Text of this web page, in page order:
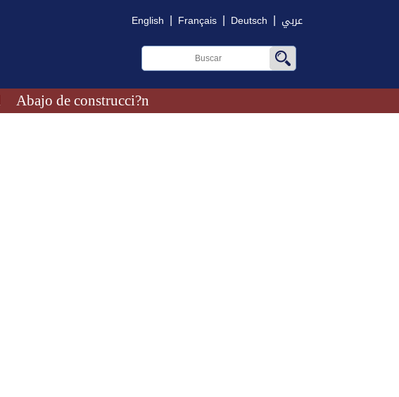
English | Français | Deutsch | عربي
Abajo de construcci?n